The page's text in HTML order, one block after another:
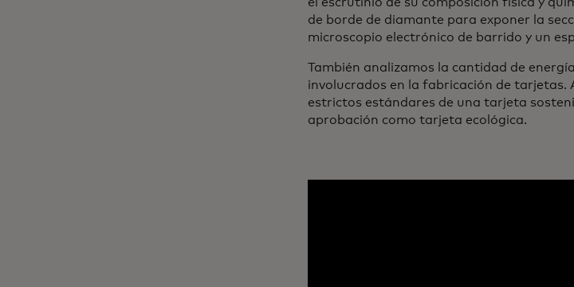
el escrutinio de su composición física y
de borde de diamante para exponer la
microscopio electrónico de barrido y un
También analizamos la cantidad de
involucrados en la fabricación de tarjetas.
estrictos estándares de una tarjeta
aprobación como tarjeta ecológica.